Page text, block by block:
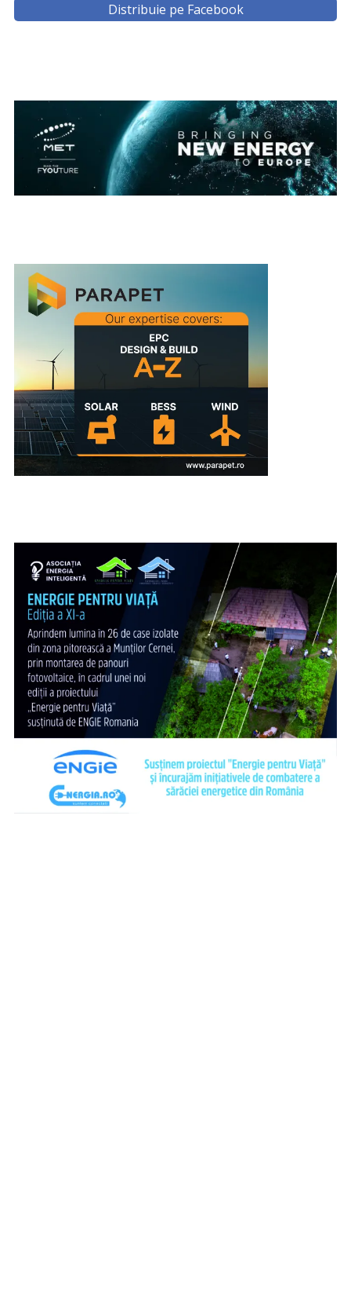
Distribuie pe Facebook